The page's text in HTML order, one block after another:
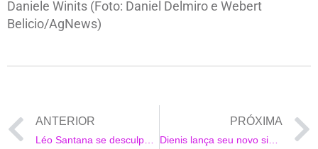
Daniele Winits (Foto: Daniel Delmiro e Webert
Belicio/AgNews)
ANTERIOR PRÓXIMA
Dienis lança seu novo single ‘Por Si Decides Quedarte’ com Fanny Lu, a diva do Pop Latino